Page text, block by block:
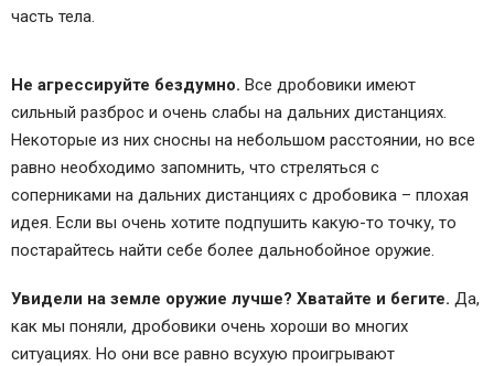
часть тела.
Не агрессируйте бездумно. Все дробовики имеют
сильный разброс и очень слабы на дальних дистанциях.
Некоторые из них сносны на небольшом расстоянии, но все
равно необходимо запомнить, что стреляться с
соперниками на дальних дистанциях с дробовика – плохая
идея. Если вы очень хотите подпушить какую-то точку, то
постарайтесь найти себе более дальнобойное оружие.
Увидели на земле оружие лучше? Хватайте и бегите. Да,
как мы поняли, дробовики очень хороши во многих
ситуациях. Но они все равно всухую проигрывают